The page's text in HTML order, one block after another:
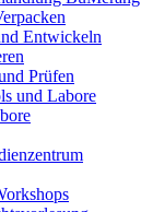
Entwickeln
Prüfen
und Labore